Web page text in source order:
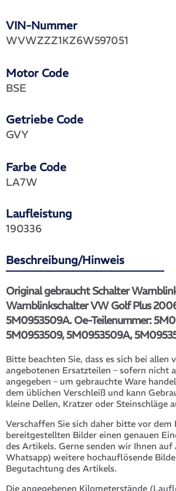
VIN-Nummer
WVWZZZ1KZ6W597051
Motor Code
Getriebe Code
BSE
GVY
Farbe Code
Laufleistung
LA7W
190336
Beschreibung/Hinweis
Original gebraucht Schalter
Warnblinkschalter VW Golf Plus
5M0953509A. Oe-Teilenummer:
5M0953509, 5M0953509A,
Bitte beachten Sie, dass es sich bei allen
angebotenen Ersatzteilen – sofern nicht
angegeben – um gebrauchte Ware
dem üblichen Verschleiß und kann
kleine Dellen, Kratzer oder Steinschläge
Verschaffen Sie sich daher bitte vor dem
bereitgestellten Bilder einen genauen
des Artikels. Gerne senden wir Ihnen
Whatsapp) weitere hochauflösende
Begutachtung des Artikels.
Die angegebenen Kilometerstände